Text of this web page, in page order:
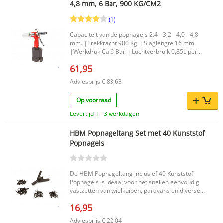
4,8 mm, 6 Bar, 900 KG/CM2
(1)
Capaciteit van de popnagels 2.4 - 3,2 - 4,0 - 4,8
mm. |Trekkracht 900 Kg. |Slaglengte 16 mm.
|Werkdruk Ca 6 Bar. |Luchtverbruik 0,85L per
61,95
Adviesprijs € 83,63
Op voorraad
Levertijd 1 - 3 werkdagen
HBM Popnageltang Set met 40 Kunststof
Popnagels
De HBM Popnageltang inclusief 40 Kunststof
Popnagels is ideaal voor het snel en eenvoudig
vastzetten van wielkuipen, paravans en diverse
plastic nagels en clips vaak af, waardoor
16,95
Adviesprijs € 22,04